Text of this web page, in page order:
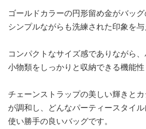
ゴールドカラーの円形留め金がバッグ
シンプルながらも洗練された印象を与
コンパクトなサイズ感でありながら
小物類をしっかりと収納できる機能性
チェーンストラップの美しい輝きと
が調和し、どんなパーティースタイ
使い勝手の良いバッグです。